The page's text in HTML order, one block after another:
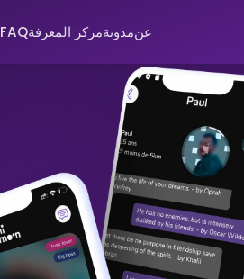
عنمدونةمركز المعرفةFAQ